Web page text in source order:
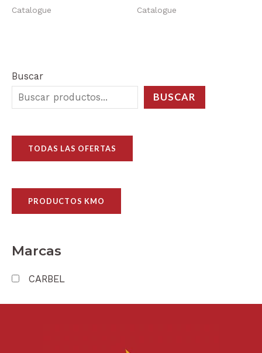
Buscar
BUSCAR
TODAS LAS OFERTAS
PRODUCTOS KMO
Marcas
CARBEL
Catalogue Catalogue